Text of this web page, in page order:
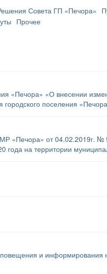
Совета ГП «Печора»
Прочее
«Печора» «О внесении
городского поселения
«Печора» от 04.02.2019г. №
года на территории
и информирования